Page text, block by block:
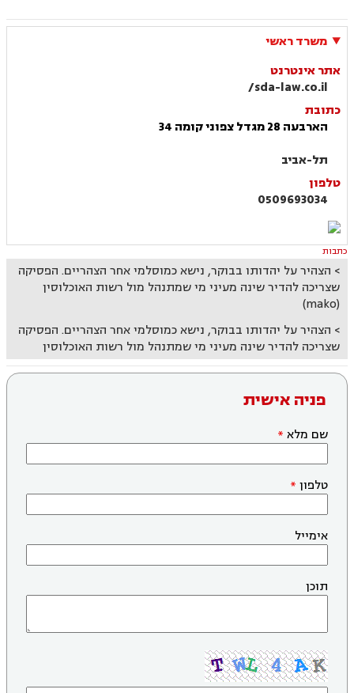
משרד ראשי
אתר אינטרנט
sda-law.co.il/
כתובת
הארבעה 28 מגדל צפוני קומה 34
תל-אביב
טלפון
0509693034
כתבות
הצהיר על יהדותו בבוקר, נישא כמוסלמי אחר הצהריים. הפסיקה
שצריכה להדיר שינה מעיני מי שמתנהל מול רשות האוכלוסין
(mako)
הצהיר על יהדותו בבוקר, נישא כמוסלמי אחר הצהריים. הפסיקה
שצריכה להדיר שינה מעיני מי שמתנהל מול רשות האוכלוסין
פניה אישית
שם מלא
טלפון
אימייל
תוכן